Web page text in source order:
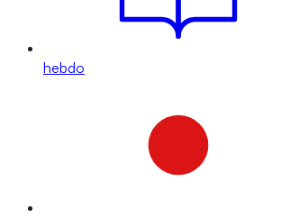
hebdo